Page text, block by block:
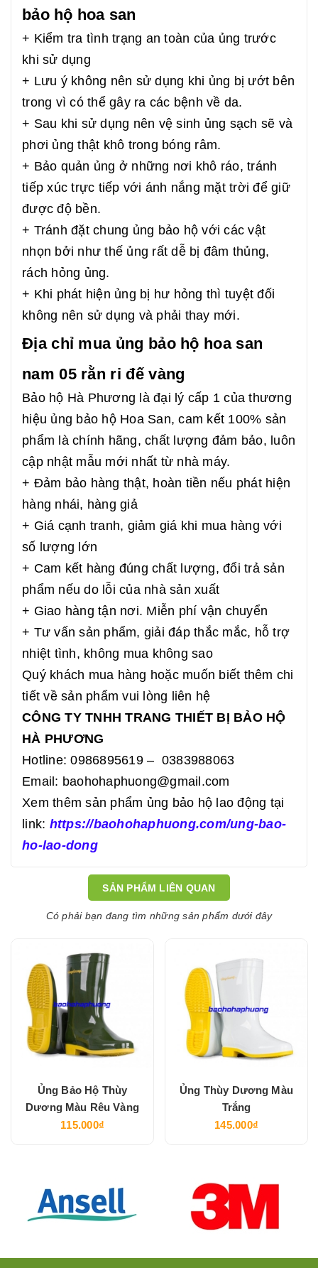
bảo hộ hoa san
+ Kiểm tra tình trạng an toàn của ủng trước
khi sử dụng
+ Lưu ý không nên sử dụng khi ủng bị ướt bên
trong vì có thể gây ra các bệnh về da.
+ Sau khi sử dụng nên vệ sinh ủng sạch sẽ và
phơi ủng thật khô trong bóng râm.
+ Bảo quản ủng ở những nơi khô ráo, tránh
tiếp xúc trực tiếp với ánh nắng mặt trời để giữ
được độ bền.
+ Tránh đặt chung ủng bảo hộ với các vật
nhọn bởi như thế ủng rất dễ bị đâm thủng,
rách hỏng ủng.
+ Khi phát hiện ủng bị hư hỏng thì tuyệt đối
không nên sử dụng và phải thay mới.
Địa chỉ mua ủng bảo hộ hoa san
nam 05 rằn ri đế vàng
Bảo hộ Hà Phương là đại lý cấp 1 của thương
hiệu ủng bảo hộ Hoa San, cam kết 100% sản
phẩm là chính hãng, chất lượng đảm bảo, luôn
cập nhật mẫu mới nhất từ nhà máy.
+ Đảm bảo hàng thật, hoàn tiền nếu phát hiện
hàng nhái, hàng giả
+ Giá cạnh tranh, giảm giá khi mua hàng với
số lượng lớn
+ Cam kết hàng đúng chất lượng, đổi trả sản
phẩm nếu do lỗi của nhà sản xuất
+ Giao hàng tận nơi. Miễn phí vận chuyển
+ Tư vấn sản phẩm, giải đáp thắc mắc, hỗ trợ
nhiệt tình, không mua không sao
Quý khách mua hàng hoặc muốn biết thêm chi
tiết về sản phẩm vui lòng liên hệ
CÔNG TY TNHH TRANG THIẾT BỊ BẢO HỘ
HÀ PHƯƠNG
Hotline: 0986895619 – 0383988063
Email: baohohaphuong@gmail.com
Xem thêm sản phẩm ủng bảo hộ lao động tại
link: https://baohohaphuong.com/ung-bao-
ho-lao-dong
SẢN PHẨM LIÊN QUAN
Có phải bạn đang tìm những sản phẩm dưới đây
Ủng Bảo Hộ Thùy
Dương Màu Rêu Vàng
115.000₫
Ủng Thùy Dương Màu
Trắng
145.000₫